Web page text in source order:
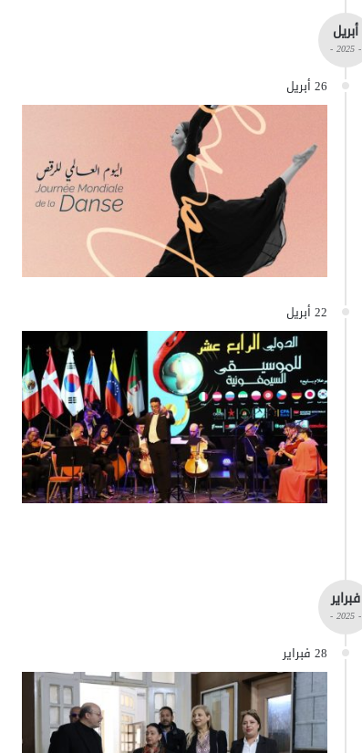
أبريل
- 2025 -
26 أبريل
22 أبريل
فبراير
- 2025 -
28 فبراير